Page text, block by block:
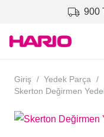
900
Giriş / Yedek Parça /
Skerton Değirmen